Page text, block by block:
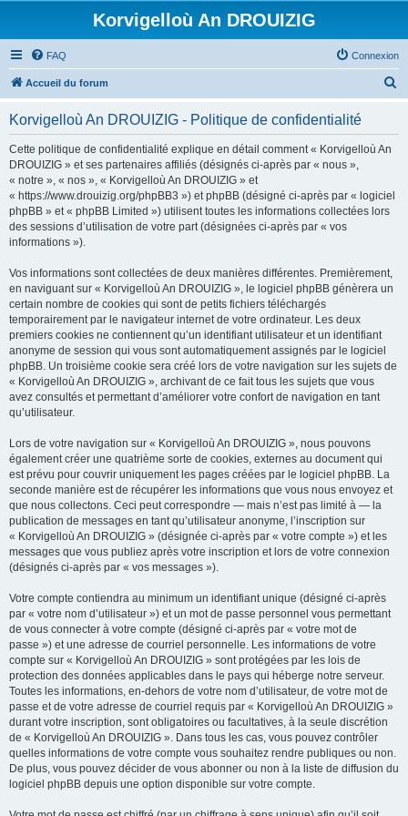
Korvigelloù An DROUIZIG
FAQ Connexion
Accueil du forum
Korvigelloù An DROUIZIG - Politique de confidentialité
Cette politique de confidentialité explique en détail comment « Korvigelloù An
DROUIZIG » et ses partenaires affiliés (désignés ci-après par « nous »,
« notre », « nos », « Korvigelloù An DROUIZIG » et
« https://www.drouizig.org/phpBB3 ») et phpBB (désigné ci-après par « logiciel
phpBB » et « phpBB Limited ») utilisent toutes les informations collectées lors
des sessions d’utilisation de votre part (désignées ci-après par « vos
informations »).
Vos informations sont collectées de deux manières différentes. Premièrement,
en naviguant sur « Korvigelloù An DROUIZIG », le logiciel phpBB génèrera un
certain nombre de cookies qui sont de petits fichiers téléchargés
temporairement par le navigateur internet de votre ordinateur. Les deux
premiers cookies ne contiennent qu’un identifiant utilisateur et un identifiant
anonyme de session qui vous sont automatiquement assignés par le logiciel
phpBB. Un troisième cookie sera créé lors de votre navigation sur les sujets de
« Korvigelloù An DROUIZIG », archivant de ce fait tous les sujets que vous
avez consultés et permettant d’améliorer votre confort de navigation en tant
qu’utilisateur.
Lors de votre navigation sur « Korvigelloù An DROUIZIG », nous pouvons
également créer une quatrième sorte de cookies, externes au document qui
est prévu pour couvrir uniquement les pages créées par le logiciel phpBB. La
seconde manière est de récupérer les informations que vous nous envoyez et
que nous collectons. Ceci peut correspondre — mais n’est pas limité à — la
publication de messages en tant qu’utilisateur anonyme, l’inscription sur
« Korvigelloù An DROUIZIG » (désignée ci-après par « votre compte ») et les
messages que vous publiez après votre inscription et lors de votre connexion
(désignés ci-après par « vos messages »).
Votre compte contiendra au minimum un identifiant unique (désigné ci-après
par « votre nom d’utilisateur ») et un mot de passe personnel vous permettant
de vous connecter à votre compte (désigné ci-après par « votre mot de
passe ») et une adresse de courriel personnelle. Les informations de votre
compte sur « Korvigelloù An DROUIZIG » sont protégées par les lois de
protection des données applicables dans le pays qui héberge notre serveur.
Toutes les informations, en-dehors de votre nom d’utilisateur, de votre mot de
passe et de votre adresse de courriel requis par « Korvigelloù An DROUIZIG »
durant votre inscription, sont obligatoires ou facultatives, à la seule discrétion
de « Korvigelloù An DROUIZIG ». Dans tous les cas, vous pouvez contrôler
quelles informations de votre compte vous souhaitez rendre publiques ou non.
De plus, vous pouvez décider de vous abonner ou non à la liste de diffusion du
logiciel phpBB depuis une option disponible sur votre compte.